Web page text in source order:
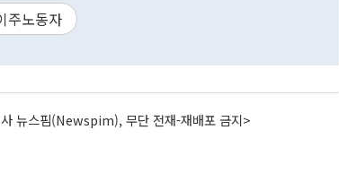
주노동자
뉴스핌(Newspim), 무단 전재-재배포 금지>